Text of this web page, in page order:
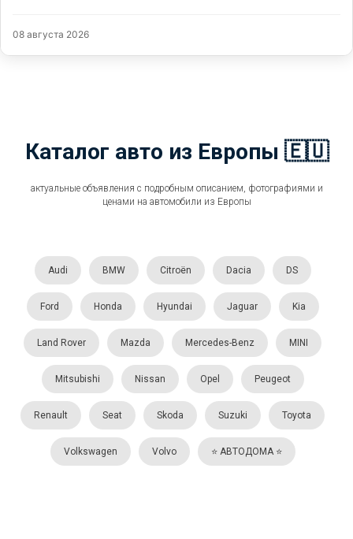
08 августа 2026
Каталог авто из Европы 🇪🇺
актуальные объявления с подробным описанием, фотографиями и
ценами на автомобили из Европы
Audi BMW Citroën Dacia DS
Ford Honda Hyundai Jaguar Kia
Land Rover Mazda Mercedes-Benz MINI
Mitsubishi Nissan Opel Peugeot
Renault Seat Skoda Suzuki Toyota
Volkswagen Volvo ⭐️ АВТОДОМА ⭐️